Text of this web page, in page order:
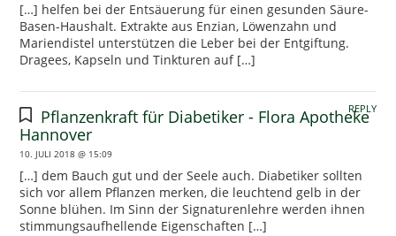
[…] helfen bei der Entsäuerung für einen gesunden Säure-
Basen-Haushalt. Extrakte aus Enzian, Löwenzahn und
Mariendistel unterstützen die Leber bei der Entgiftung.
Dragees, Kapseln und Tinkturen auf […]
Pflanzenkraft für Diabetiker - Flora Apotheke
Hannover
10. JULI 2018 @ 15:09
[…] dem Bauch gut und der Seele auch. Diabetiker sollten
sich vor allem Pflanzen merken, die leuchtend gelb in der
Sonne blühen. Im Sinn der Signaturenlehre werden ihnen
stimmungsaufhellende Eigenschaften […]
REPLY